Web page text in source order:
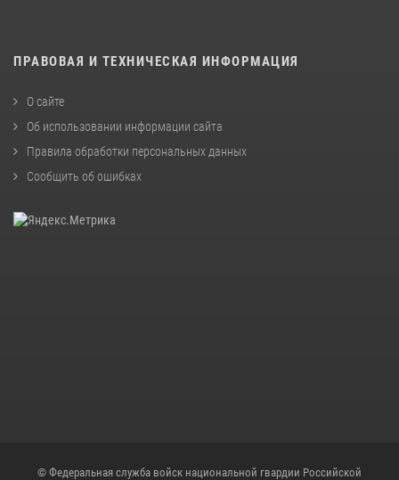
ПРАВОВАЯ И ТЕХНИЧЕСКАЯ ИНФОРМАЦИЯ
О сайте
Об использовании информации сайта
Правила обработки персональных данных
Сообщить об ошибках
© Федеральная служба войск национальной гвардии Российской